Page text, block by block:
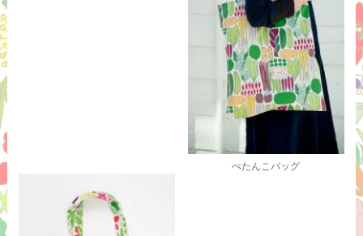
ぺたんこバッグ